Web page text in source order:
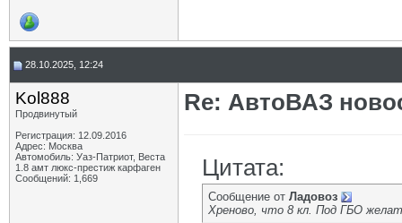
28.10.2025, 12:24
Kol888
Продвинутый
Регистрация: 12.09.2016
Адрес: Москва
Автомобиль: Уаз-Патриот, Веста
1.8 амт люкс-престиж карфаген
Сообщений: 1,669
Re: АвтоВАЗ
Цитата:
Сообщение от Ладовоз
Хреново, что 8 кл. Под ГБО